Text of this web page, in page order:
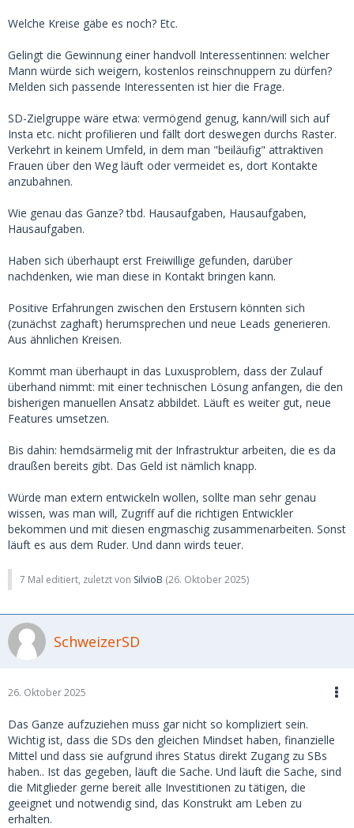
Welche Kreise gäbe es noch? Etc.
Gelingt die Gewinnung einer handvoll Interessentinnen: welcher
Mann würde sich weigern, kostenlos reinschnuppern zu dürfen?
Melden sich passende Interessenten ist hier die Frage.
SD-Zielgruppe wäre etwa: vermögend genug, kann/will sich auf
Insta etc. nicht profilieren und fällt dort deswegen durchs Raster.
Verkehrt in keinem Umfeld, in dem man "beiläufig" attraktiven
Frauen über den Weg läuft oder vermeidet es, dort Kontakte
anzubahnen.
Wie genau das Ganze? tbd. Hausaufgaben, Hausaufgaben,
Hausaufgaben.
Haben sich überhaupt erst Freiwillige gefunden, darüber
nachdenken, wie man diese in Kontakt bringen kann.
Positive Erfahrungen zwischen den Erstusern könnten sich
(zunächst zaghaft) herumsprechen und neue Leads generieren.
Aus ähnlichen Kreisen.
Kommt man überhaupt in das Luxusproblem, dass der Zulauf
überhand nimmt: mit einer technischen Lösung anfangen, die den
bisherigen manuellen Ansatz abbildet. Läuft es weiter gut, neue
Features umsetzen.
Bis dahin: hemdsärmelig mit der Infrastruktur arbeiten, die es da
draußen bereits gibt. Das Geld ist nämlich knapp.
Würde man extern entwickeln wollen, sollte man sehr genau
wissen, was man will, Zugriff auf die richtigen Entwickler
bekommen und mit diesen engmaschig zusammenarbeiten. Sonst
läuft es aus dem Ruder. Und dann wirds teuer.
7 Mal editiert, zuletzt von SilvioB (26. Oktober 2025)
SchweizerSD
26. Oktober 2025
Das Ganze aufzuziehen muss gar nicht so kompliziert sein.
Wichtig ist, dass die SDs den gleichen Mindset haben, finanzielle
Mittel und dass sie aufgrund ihres Status direkt Zugang zu SBs
haben.. Ist das gegeben, läuft die Sache. Und läuft die Sache, sind
die Mitglieder gerne bereit alle Investitionen zu tätigen, die
geeignet und notwendig sind, das Konstrukt am Leben zu
erhalten.